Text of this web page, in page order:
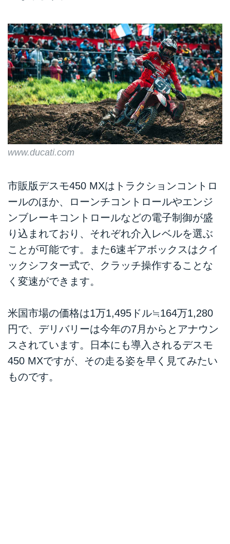
www.ducati.com
市販版デスモ450 MXはトラクションコントロ
ールのほか、ローンチコントロールやエンジ
ンブレーキコントロールなどの電子制御が盛
り込まれており、それぞれ介入レベルを選ぶ
ことが可能です。また6速ギアボックスはクイ
ックシフター式で、クラッチ操作することな
く変速ができます。
米国市場の価格は1万1,495ドル≒164万1,280
円で、デリバリーは今年の7月からとアナウン
スされています。日本にも導入されるデスモ
450 MXですが、その走る姿を早く見てみたい
ものです。